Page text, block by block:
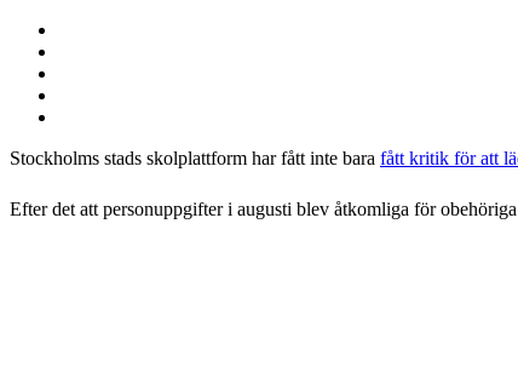
Stockholms stads skolplattform har fått inte bara fått kritik för att
Efter det att personuppgifter i augusti blev åtkomliga för